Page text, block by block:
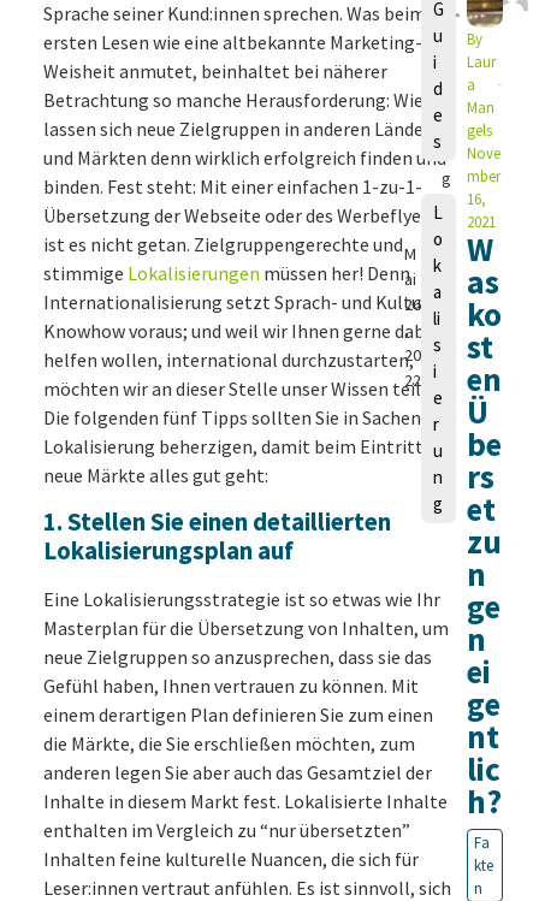
Sprache seiner Kund:innen sprechen. Was beim
ersten Lesen wie eine altbekannte Marketing-
Weisheit anmutet, beinhaltet bei näherer
Betrachtung so manche Herausforderung: Wie
lassen sich neue Zielgruppen in anderen Ländern
und Märkten denn wirklich erfolgreich finden und
binden. Fest steht: Mit einer einfachen 1-zu-1-
Übersetzung der Webseite oder des Werbeflyers
ist es nicht getan. Zielgruppengerechte und
stimmige Lokalisierungen müssen her! Denn
Internationalisierung setzt Sprach- und Kultur-
Knowhow voraus; und weil wir Ihnen gerne dabei
helfen wollen, international durchzustarten,
möchten wir an dieser Stelle unser Wissen teilen:
Die folgenden fünf Tipps sollten Sie in Sachen
Lokalisierung beherzigen, damit beim Eintritt in
neue Märkte alles gut geht:
1. Stellen Sie einen detaillierten
Lokalisierungsplan auf
Eine Lokalisierungsstrategie ist so etwas wie Ihr
Masterplan für die Übersetzung von Inhalten, um
neue Zielgruppen so anzusprechen, dass sie das
Gefühl haben, Ihnen vertrauen zu können. Mit
einem derartigen Plan definieren Sie zum einen
die Märkte, die Sie erschließen möchten, zum
anderen legen Sie aber auch das Gesamtziel der
Inhalte in diesem Markt fest. Lokalisierte Inhalte
enthalten im Vergleich zu “nur übersetzten”
Inhalten feine kulturelle Nuancen, die sich für
Leser:innen vertraut anfühlen. Es ist sinnvoll, sich
g
M
ai
26
,
20
22
G
u
i
d
e
s
L
o
k
a
li
s
i
e
r
u
n
g
By
Laur
a
Man
gels
Nove
mber
16,
2021
W
as
ko
st
en
Ü
be
rs
et
zu
n
ge
n
ei
ge
nt
lic
h?
Fa
kte
n